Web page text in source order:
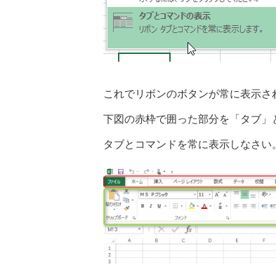
これでリボンのボタンが常に表示さ
下図の赤枠で囲った部分を「タブ」
タブとコマンドを常に表示しなさい